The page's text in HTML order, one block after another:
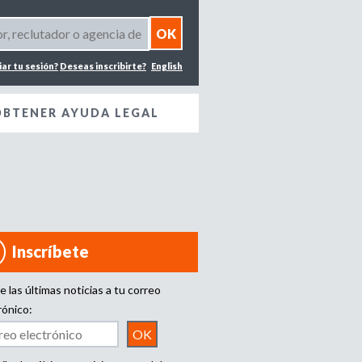
English
tu sesión? Deseas inscribirte?
AYUDA LEGAL
Inscríbete
las últimas noticias a tu correo